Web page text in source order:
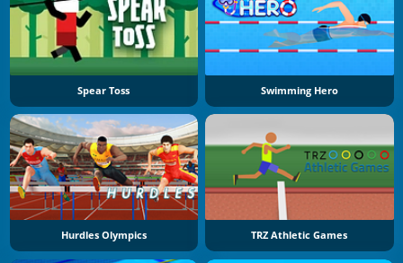
Spear Toss Swimming Hero
Hurdles Olympics TRZ Athletic Games